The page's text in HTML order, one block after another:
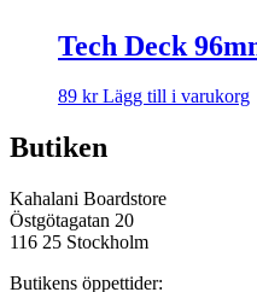
Tech Deck
89 kr Lägg till i varukorg
Butiken
Kahalani Boardstore
Östgötagatan 20
116 25 Stockholm
Butikens öppettider: